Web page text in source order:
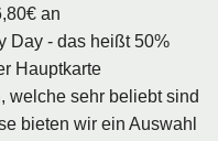
an
Day - das heißt 50%
Hauptkarte
welche sehr beliebt sind
bieten wir ein Auswahl